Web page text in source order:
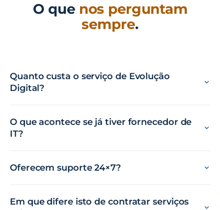
O que nos perguntam
sempre.
Quanto custa o serviço de Evolução
Digital?
O que acontece se já tiver fornecedor de
IT?
Oferecem suporte 24×7?
Em que difere isto de contratar serviços